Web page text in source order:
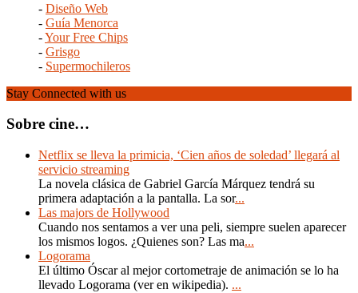
- Diseño Web
- Guía Menorca
-Your Free Chips
- Grisgo
- Supermochileros
Stay Connected with us
Sobre cine…
Netflix se lleva la primicia, ‘Cien años de soledad’ llegará al
servicio streaming
La novela clásica de Gabriel García Márquez tendrá su
primera adaptación a la pantalla. La sor...
Las majors de Hollywood
Cuando nos sentamos a ver una peli, siempre suelen aparecer
los mismos logos. ¿Quienes son? Las ma...
Logorama
El último Óscar al mejor cortometraje de animación se lo ha
llevado Logorama (ver en wikipedia). ...